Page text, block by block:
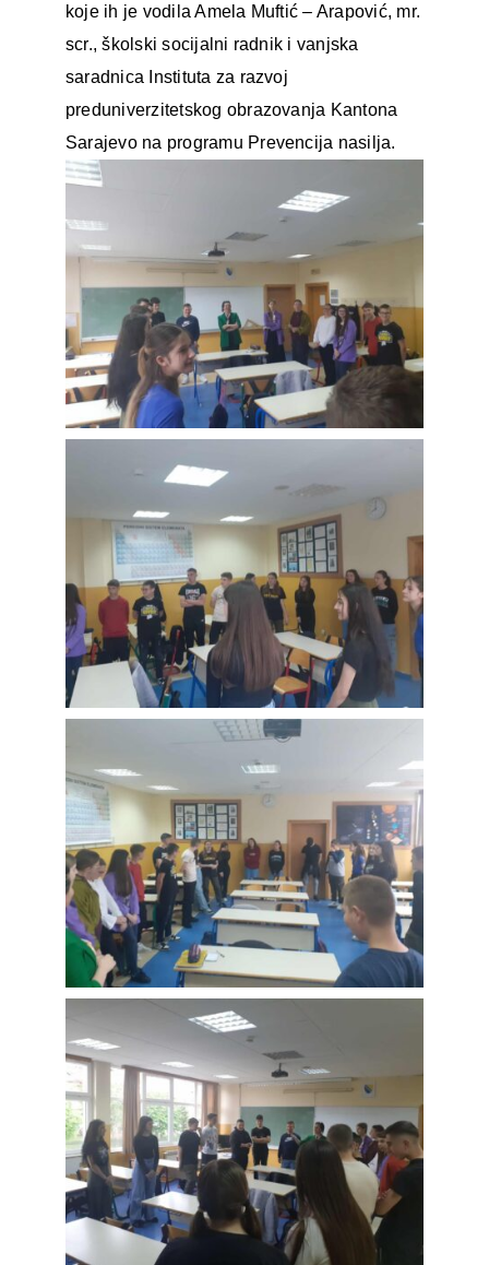
koje ih je vodila Amela Muftić – Arapović, mr.
scr., školski socijalni radnik i vanjska
saradnica Instituta za razvoj
preduniverzitetskog obrazovanja Kantona
Sarajevo na programu Prevencija nasilja.